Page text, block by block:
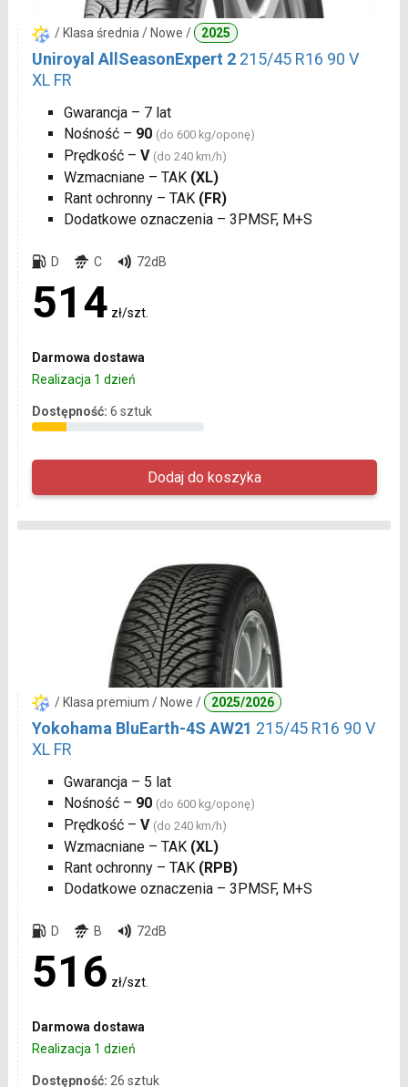
/ Klasa średnia / Nowe / 2025
Uniroyal AllSeasonExpert 2 215/45 R16 90 V
XL FR
Gwarancja – 7 lat
Nośność – 90 (do 600 kg/oponę)
Prędkość – V (do 240 km/h)
Wzmacniane – TAK (XL)
Rant ochronny – TAK (FR)
Dodatkowe oznaczenia – 3PMSF, M+S
D C 72dB
514 zł/szt.
Darmowa dostawa
Realizacja 1 dzień
Dostępność: 6 sztuk
/ Klasa premium / Nowe / 2025/2026
Yokohama BluEarth-4S AW21 215/45 R16 90 V
XL FR
Gwarancja – 5 lat
Nośność – 90 (do 600 kg/oponę)
Prędkość – V (do 240 km/h)
Wzmacniane – TAK (XL)
Rant ochronny – TAK (RPB)
Dodatkowe oznaczenia – 3PMSF, M+S
D B 72dB
516 zł/szt.
Darmowa dostawa
Realizacja 1 dzień
Dostępność: 26 sztuk